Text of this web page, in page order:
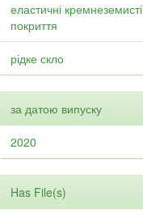
еластичні кремнеземисті
покриття
рідке скло
за датою випуску
2020
Has File(s)